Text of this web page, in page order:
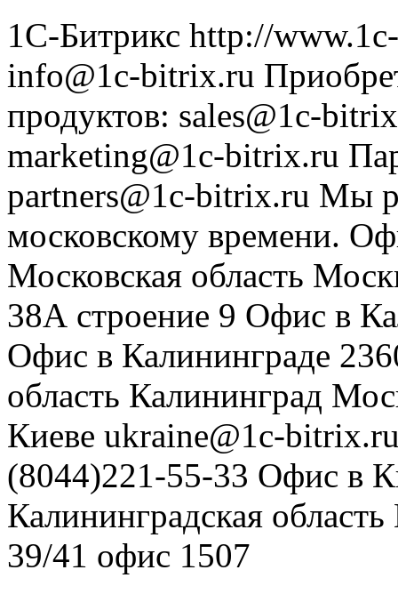
1С-Битрикс http://
info@1c-bitrix.ru
продуктов: sales@1c-
marketing@1c-bitrix.ru
partners@1c-bitrix.ru Мы
московскому времени.
Московская область
38А строение 9 Офис в
Офис в Калининграде
область Калининград
Киеве ukraine@1c-
(8044)221-55-33 Офис в
Калининградская область
39/41 офис 1507